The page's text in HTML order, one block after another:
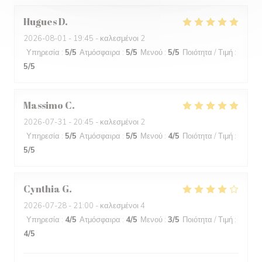
HuguesD
2026-08-01 - 19:45 - καλεσμένοι 2
Υπηρεσία : 5/5 Ατμόσφαιρα : 5/5 Μενού : 5/5 Ποιότητα / Τιμή :
5/5
Massimo C
2026-07-31 - 20:45 - καλεσμένοι 2
Υπηρεσία : 5/5 Ατμόσφαιρα : 5/5 Μενού : 4/5 Ποιότητα / Τιμή :
5/5
Cynthia G
2026-07-28 - 21:00 - καλεσμένοι 4
Υπηρεσία : 4/5 Ατμόσφαιρα : 4/5 Μενού : 3/5 Ποιότητα / Τιμή :
4/5